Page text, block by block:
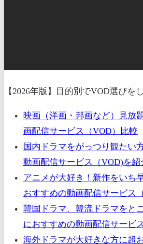
【2026年版】目的別でVOD選びを
映画（洋画・邦画など）見放
画配信サービス（VOD）比較
国内ドラマをがっつり観たい
動画配信サービス（VOD)を紹
アニメが大好き！新作をいち
おすすめの動画配信サービス
韓国ドラマ、韓流ドラマをと
におすすめの動画配信サービ
海外ドラマが大好きな方に超